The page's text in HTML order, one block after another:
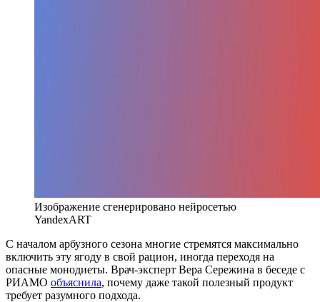
Изображение сгенерировано нейросетью
YandexART
С началом арбузного сезона многие стремятся максимально
включить эту ягоду в свой рацион, иногда переходя на
опасные монодиеты. Врач-эксперт Вера Сережина в беседе с
РИАМО объяснила, почему даже такой полезный продукт
требует разумного подхода.